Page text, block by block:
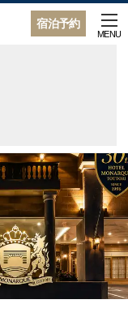
宿泊予約
MENU